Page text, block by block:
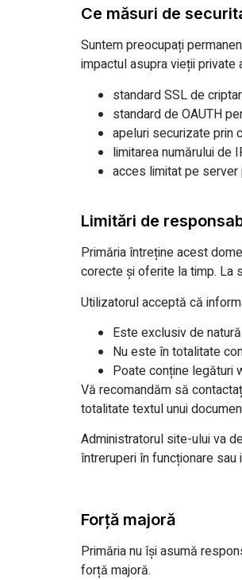
Ce măsuri de
Suntem preocupați
impactul asupra vieții private
standard SSL de
standard de OAUTH
apeluri securizate prin
limitarea numărului de
acces limitat pe server
Limitări de
Primăria întreține acest
corecte și oferite la timp. La
Utilizatorul acceptă că
Este exclusiv de
Nu este în totalitate
Poate conține legături
Vă recomandăm să
totalitate textul unui
Administratorul site-ului va
întreruperi în funcționare
Forță majoră
Primăria nu își asumă
forță majoră.